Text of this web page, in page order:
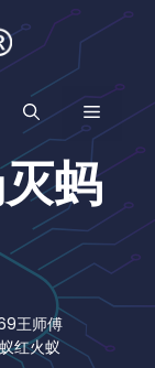
菜
单
蚂
王师傅
红火蚁